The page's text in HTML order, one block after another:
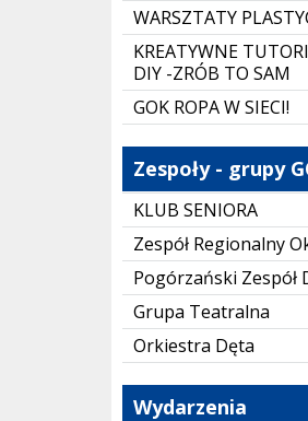
WARSZTATY
KREATYWNE
DIY -ZRÓB TO SAM
GOK ROPA W SIECI!
Zespoły - grupy
KLUB SENIORA
Zespół Regionalny
Pogórzański Zespół
Grupa Teatralna
Orkiestra Dęta
Wydarzenia